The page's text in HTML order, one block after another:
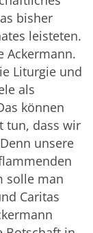
bisher
leisteten.
Ackermann.
Liturgie und
als
können
tun, dass wir
unsere
solle man
Caritas